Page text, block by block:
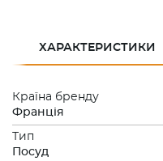
ХАРАКТЕРИСТИКИ
Країна бренду
Франція
Тип
Посуд